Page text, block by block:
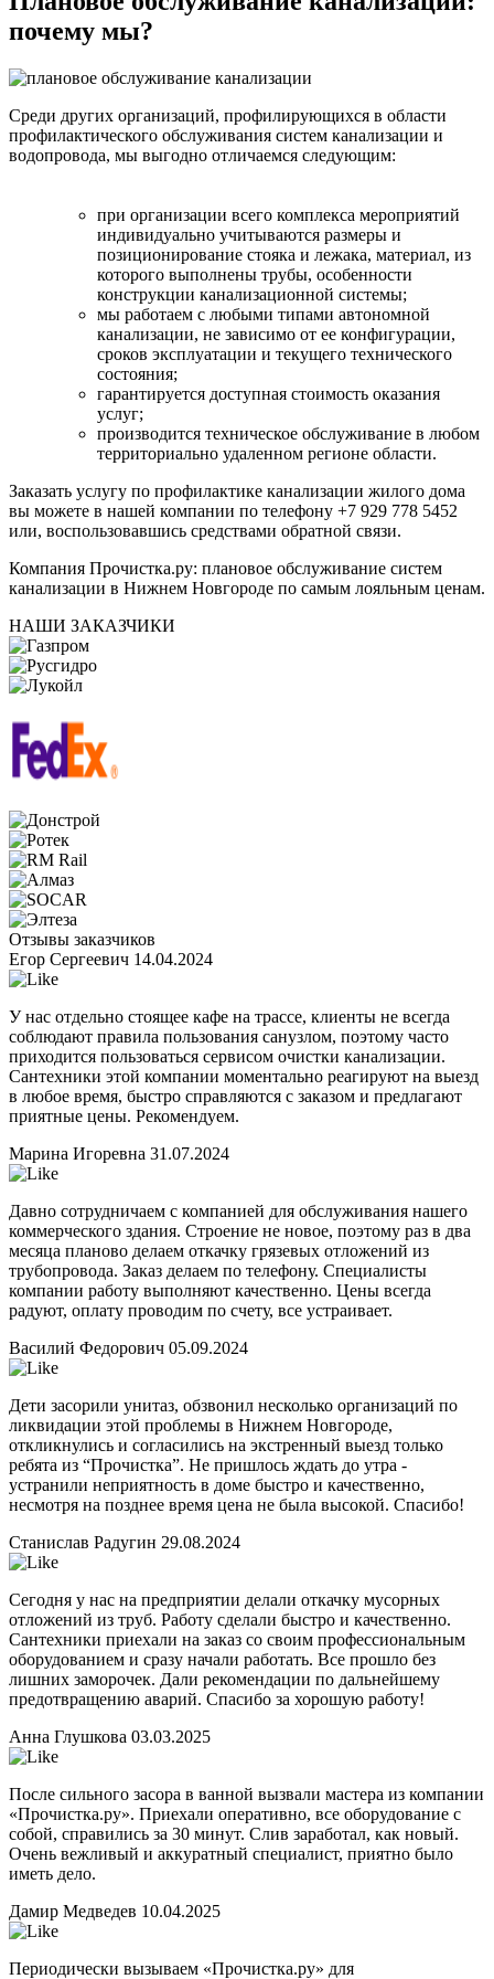
почему мы?
Среди других организаций, профилирующихся в области
профилактического обслуживания систем канализации и
водопровода, мы выгодно отличаемся следующим:
при организации всего комплекса мероприятий
индивидуально учитываются размеры и
позиционирование стояка и лежака, материал, из
которого выполнены трубы, особенности
конструкции канализационной системы;
мы работаем с любыми типами автономной
канализации, не зависимо от ее конфигурации,
сроков эксплуатации и текущего технического
состояния;
гарантируется доступная стоимость оказания
услуг;
производится техническое обслуживание в любом
территориально удаленном регионе области.
Заказать услугу по профилактике канализации жилого дома
вы можете в нашей компании по телефону +7 929 778 5452
или, воспользовавшись средствами обратной связи.
Компания Прочистка.ру: плановое обслуживание систем
канализации в Нижнем Новгороде по самым лояльным ценам.
НАШИ ЗАКАЗЧИКИ
Отзывы заказчиков
Егор Сергеевич 14.04.2024
У нас отдельно стоящее кафе на трассе, клиенты не всегда
соблюдают правила пользования санузлом, поэтому часто
приходится пользоваться сервисом очистки канализации.
Сантехники этой компании моментально реагируют на выезд
в любое время, быстро справляются с заказом и предлагают
приятные цены. Рекомендуем.
Марина Игоревна 31.07.2024
Давно сотрудничаем с компанией для обслуживания нашего
коммерческого здания. Строение не новое, поэтому раз в два
месяца планово делаем откачку грязевых отложений из
трубопровода. Заказ делаем по телефону. Специалисты
компании работу выполняют качественно. Цены всегда
радуют, оплату проводим по счету, все устраивает.
Василий Федорович 05.09.2024
Дети засорили унитаз, обзвонил несколько организаций по
ликвидации этой проблемы в Нижнем Новгороде,
откликнулись и согласились на экстренный выезд только
ребята из “Прочистка”. Не пришлось ждать до утра -
устранили неприятность в доме быстро и качественно,
несмотря на позднее время цена не была высокой. Спасибо!
Станислав Радугин 29.08.2024
Сегодня у нас на предприятии делали откачку мусорных
отложений из труб. Работу сделали быстро и качественно.
Сантехники приехали на заказ со своим профессиональным
оборудованием и сразу начали работать. Все прошло без
лишних заморочек. Дали рекомендации по дальнейшему
предотвращению аварий. Спасибо за хорошую работу!
Анна Глушкова 03.03.2025
После сильного засора в ванной вызвали мастера из компании
«Прочистка.ру». Приехали оперативно, все оборудование с
собой, справились за 30 минут. Слив заработал, как новый.
Очень вежливый и аккуратный специалист, приятно было
иметь дело.
Дамир Медведев 10.04.2025
Периодически вызываем «Прочистка.ру» для